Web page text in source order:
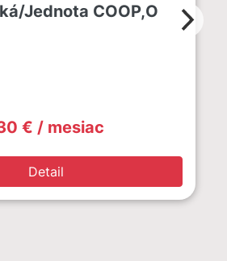
Jednota COOP,O
€ / mesiac
Detail